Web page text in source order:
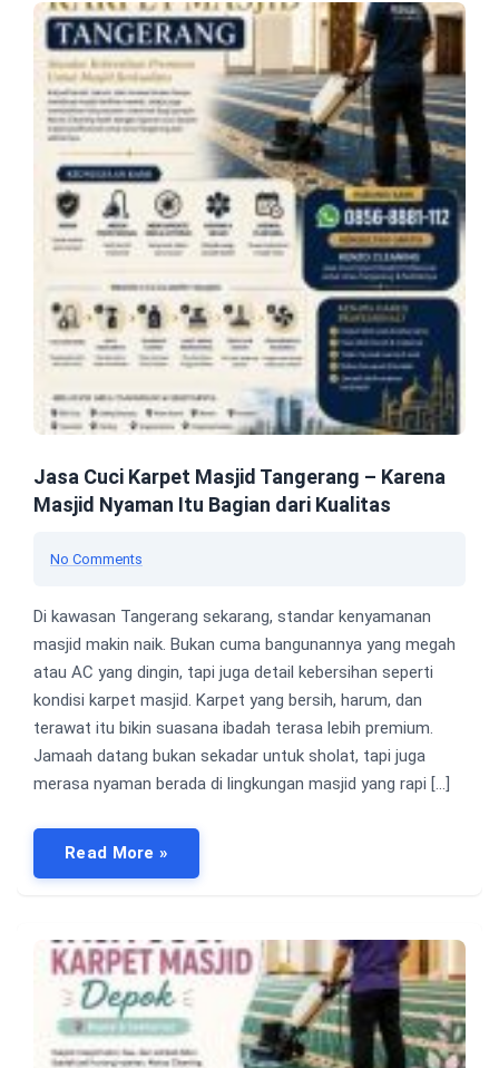
Jasa Cuci Karpet Masjid Tangerang – Karena
Masjid Nyaman Itu Bagian dari Kualitas
No Comments
Di kawasan Tangerang sekarang, standar kenyamanan
masjid makin naik. Bukan cuma bangunannya yang megah
atau AC yang dingin, tapi juga detail kebersihan seperti
kondisi karpet masjid. Karpet yang bersih, harum, dan
terawat itu bikin suasana ibadah terasa lebih premium.
Jamaah datang bukan sekadar untuk sholat, tapi juga
merasa nyaman berada di lingkungan masjid yang rapi […]
Read More »